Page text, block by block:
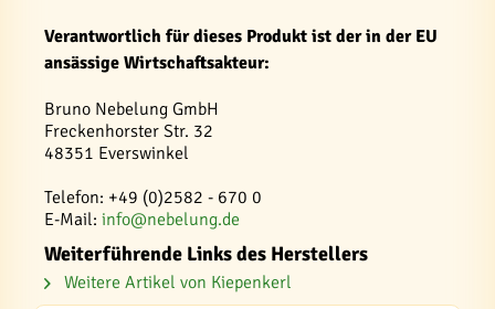
Verantwortlich für dieses Produkt ist der in der EU
ansässige Wirtschaftsakteur:
Bruno Nebelung GmbH
Freckenhorster Str. 32
48351 Everswinkel
Telefon: +49 (0)2582 - 670 0
E-Mail: info@nebelung.de
Weiterführende Links des Herstellers
Weitere Artikel von Kiepenkerl